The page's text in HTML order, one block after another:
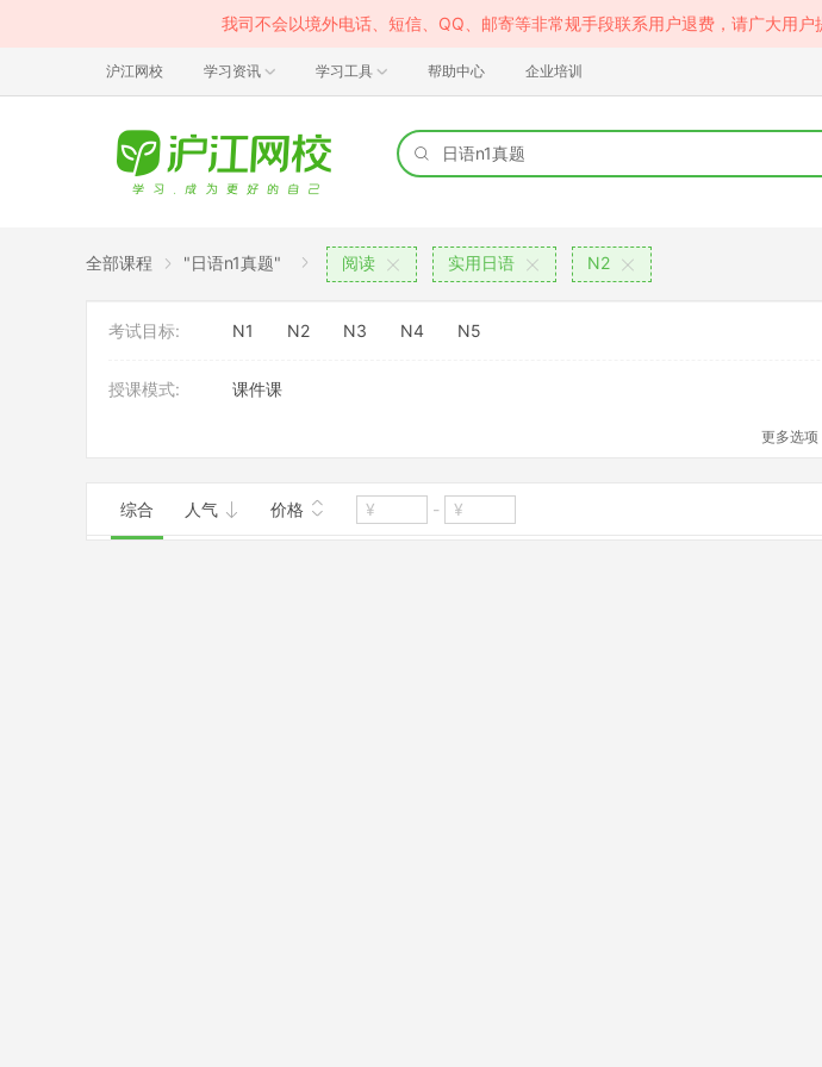
我司不会以境外电话、短信、QQ、邮寄等非常规手段联系用户退费，请广大用
沪江网校 学习资讯 学习工具 帮助中心 企业培训
全部课程 "日语n1真题" 阅读 实用日语 N2
考试目标: N1 N2 N3 N4 N5
授课模式: 课件课
更多选项
综合 人气 价格 -